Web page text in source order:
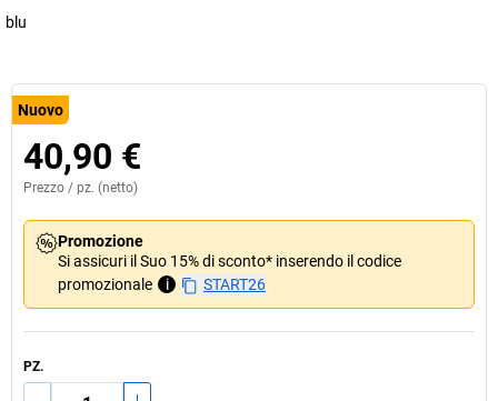
blu
Nuovo
40,90 €
Prezzo / pz. (netto)
Promozione
Si assicuri il Suo 15% di sconto* inserendo il codice
promozionale
i START26
PZ.